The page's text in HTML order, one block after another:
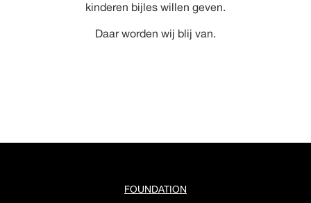
kinderen bijles willen geven.
Daar worden wij blij van.
FOUNDATION